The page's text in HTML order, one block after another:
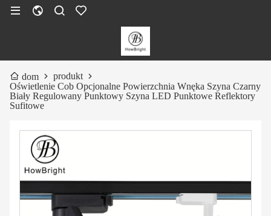
dom
produkt
Oświetlenie Cob Opcjonalne Powierzchnia Wnęka Szyna Czarny
Biały Regulowany Punktowy Szyna LED Punktowe Reflektory
Sufitowe